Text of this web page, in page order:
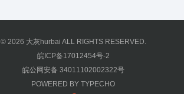
© 2026 大灰hurbai ALL RIGHTS RESERVED.
皖ICP备17012454号-2
皖公网安备 34011102002322号
POWERED BY TYPECHO